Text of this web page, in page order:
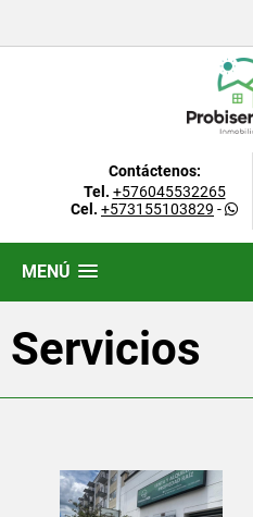
Contáctenos:
Tel. +576045532265
Cel. +573155103829 -
MENÚ
Servicios